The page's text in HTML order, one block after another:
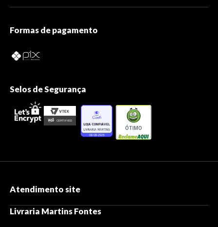
Formas de pagamento
Selos de Segurança
ÓTIMO
Atendimento site
Livraria Martins Fontes